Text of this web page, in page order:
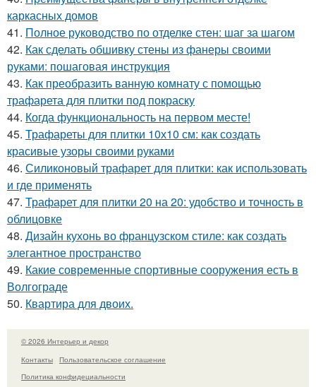
каркасных домов
41. Полное руководство по отделке стен: шаг за шагом
42. Как сделать обшивку стены из фанеры своими
руками: пошаговая инструкция
43. Как преобразить ванную комнату с помощью
трафарета для плитки под покраску
44. Когда функциональность на первом месте!
45. Трафареты для плитки 10х10 см: как создать
красивые узоры своими руками
46. Силиконовый трафарет для плитки: как использовать
и где применять
47. Трафарет для плитки 20 на 20: удобство и точность в
облицовке
48. Дизайн кухонь во французском стиле: как создать
элегантное пространство
49. Какие современные спортивные сооружения есть в
Волгограде
50. Квартира для двоих.
© 2026 Интерьер и декор
Контакты
Пользовательское соглашение
Политика конфидециальности